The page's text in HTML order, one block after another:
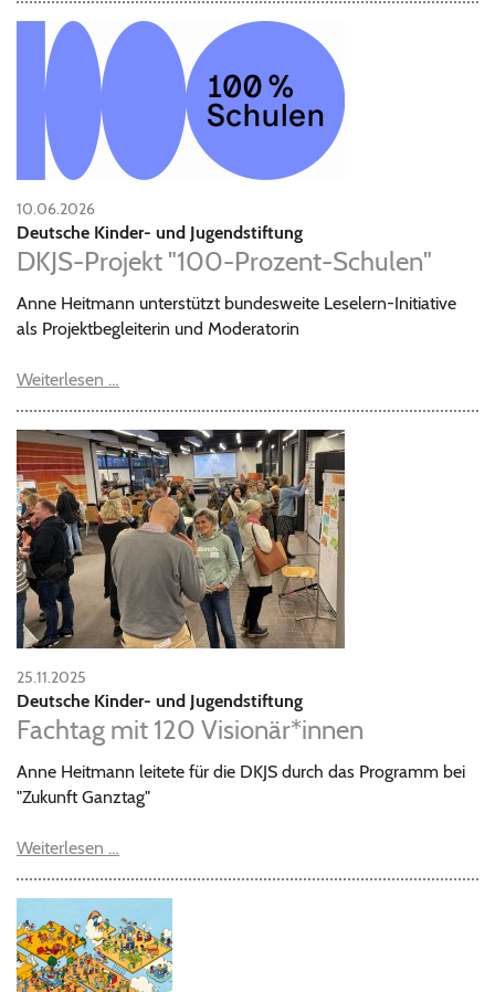
10.06.2026
Deutsche Kinder- und Jugendstiftung
DKJS-Projekt "100-Prozent-Schulen"
Anne Heitmann unterstützt bundesweite Leselern-Initiative
als Projektbegleiterin und Moderatorin
Weiterlesen …
25.11.2025
Deutsche Kinder- und Jugendstiftung
Fachtag mit 120 Visionär*innen
Anne Heitmann leitete für die DKJS durch das Programm bei
"Zukunft Ganztag"
Weiterlesen …